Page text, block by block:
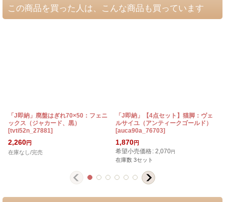
この商品を買った人は、こんな商品も買っています
「J即納」廃盤はぎれ70×50：フェニ
ックス（ジャカード、黒）
[tvti52n_27881]
2,260円
在庫なし/完売
「J即納」【4点セット】猫脚：ヴェ
ルサイユ（アンティークゴールド）
[auca90a_76703]
1,870円
希望小売価格: 2,070円
在庫数 3セット